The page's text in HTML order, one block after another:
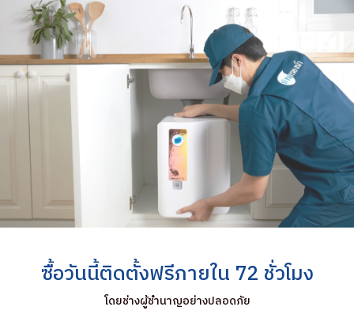
ซื้อวันนี้ติดตั้งฟรีภายใน 72 ชั่วโมง
โดยช่างผู้ชำนาญอย่างปลอดภัย